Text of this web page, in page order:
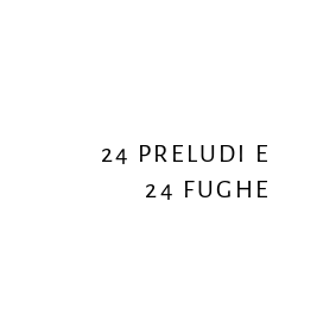
24 PRELUDI E
24 FUGHE